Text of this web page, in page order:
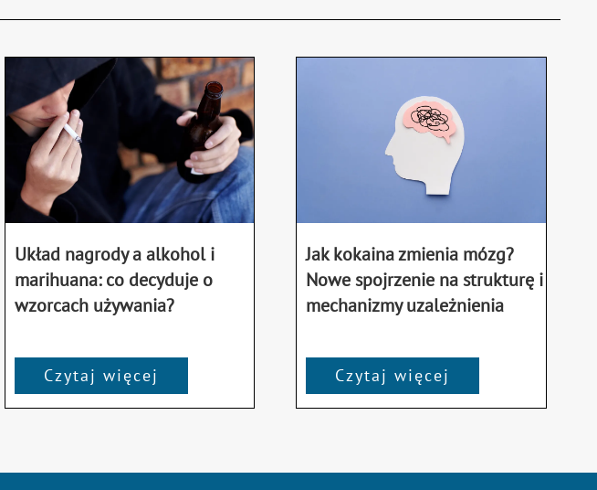
Układ nagrody a alkohol i
marihuana: co decyduje o
wzorcach używania?
Czytaj więcej
Jak kokaina zmienia mózg?
Nowe spojrzenie na strukturę i
mechanizmy uzależnienia
Czytaj więcej